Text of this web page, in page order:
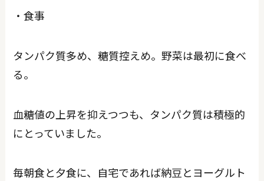
・食事
タンパク質多め、糖質控えめ。野菜は最初に食べ
る。
血糖値の上昇を抑えつつも、タンパク質は積極的
にとっていました。
毎朝食と夕食に、自宅であれば納豆とヨーグルト